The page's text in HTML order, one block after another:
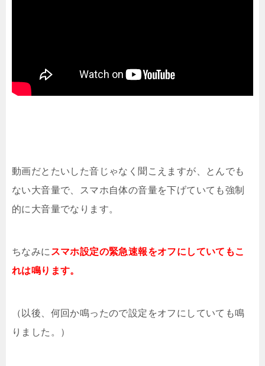
動画だとたいした音じゃなく聞こえますが、とんでも
ない大音量で、スマホ自体の音量を下げていても強制
的に大音量でなります。
ちなみに スマホ設定の緊急速報をオフにしていてもこ
れは鳴ります。
（以後、何回か鳴ったので設定をオフにしていても鳴
りました。）